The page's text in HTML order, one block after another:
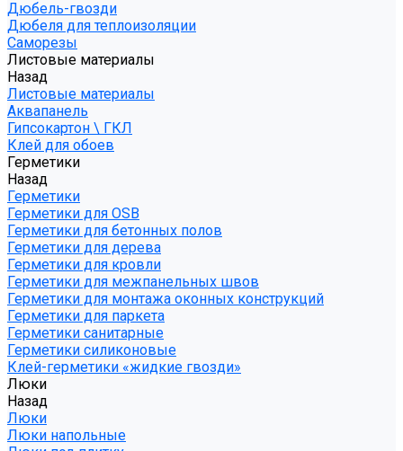
Дюбель-гвозди
Дюбеля для теплоизоляции
Саморезы
Листовые материалы
Назад
Листовые материалы
Аквапанель
Гипсокартон \ ГКЛ
Клей для обоев
Герметики
Назад
Герметики
Герметики для OSB
Герметики для бетонных полов
Герметики для дерева
Герметики для кровли
Герметики для межпанельных швов
Герметики для монтажа оконных конструкций
Герметики для паркета
Герметики санитарные
Герметики силиконовые
Клей-герметики «жидкие гвозди»
Люки
Назад
Люки
Люки напольные